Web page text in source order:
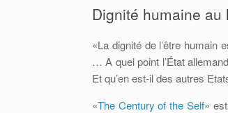
Dignité humaine
«La dignité de l’être humain
… A quel point l’État
Et qu’en est-il des autres
«The Century of the Self»